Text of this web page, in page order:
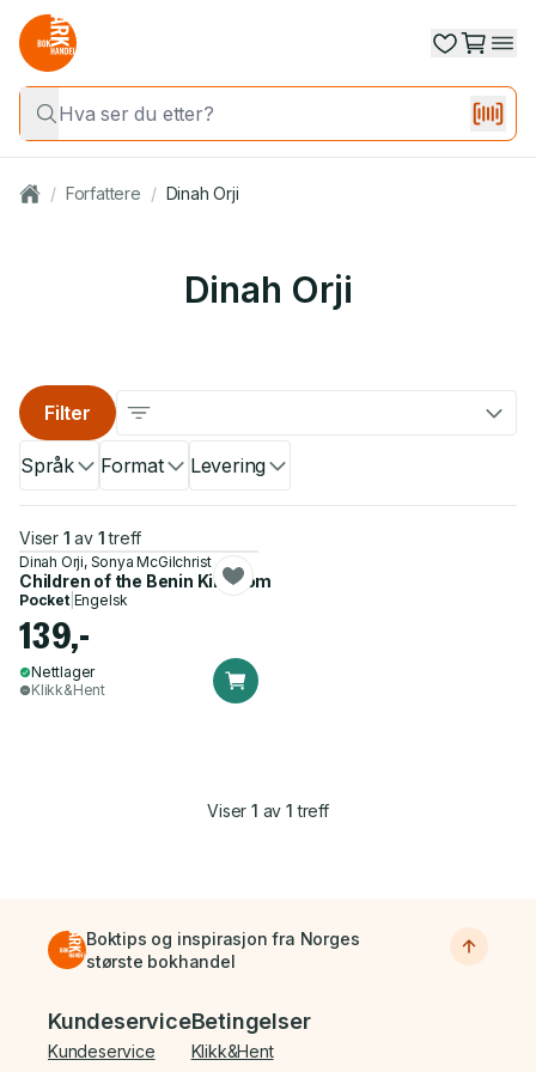
/ Forfattere / Dinah Orji
Dinah Orji
Språk Format Levering
Filter
Viser 1 av 1 treff
Dinah Orji, Sonya McGilchrist
Children of the Benin Kingdom
Pocket| Engelsk
139,-
Nettlager
Klikk&Hent
Viser1 av 1 treff
Boktips og inspirasjon fra Norges
største bokhandel
Bunnmeny
Kundeservice
Kundeservice
Betingelser
Klikk&Hent